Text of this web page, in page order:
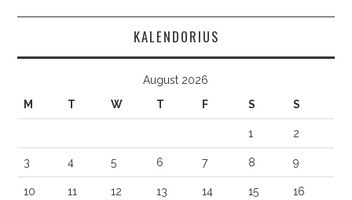
KALENDORIUS
August 2026
M
T W T F S S
1 2
3 4 5 6 7 8 9
10 11 12 13 14 15 16